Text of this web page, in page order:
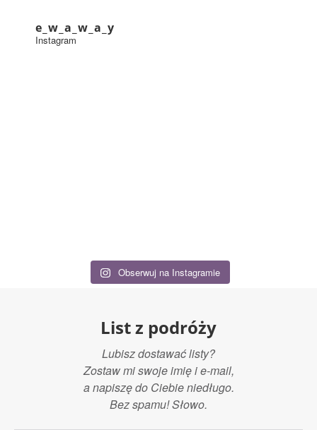
e_w_a_w_a_y
Instagram
Obserwuj na Instagramie
List z podróży
Lubisz dostawać listy?
Zostaw mi swoje imię i e-mail,
a napiszę do Ciebie niedługo.
Bez spamu! Słowo.